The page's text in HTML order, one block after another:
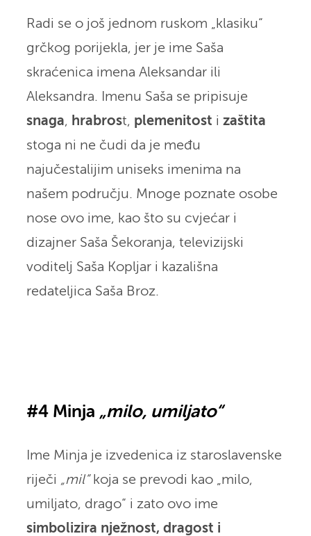
Radi se o još jednom ruskom „klasiku“
grčkog porijekla, jer je ime Saša
skraćenica imena Aleksandar ili
Aleksandra. Imenu Saša se pripisuje
snaga, hrabrost, plemenitost i zaštita
stoga ni ne čudi da je među
najučestalijim uniseks imenima na
našem području. Mnoge poznate osobe
nose ovo ime, kao što su cvjećar i
dizajner Saša Šekoranja, televizijski
voditelj Saša Kopljar i kazališna
redateljica Saša Broz.
#4 Minja „milo, umiljato“
Ime Minja je izvedenica iz staroslavenske
riječi „mil“koja se prevodi kao „milo,
umiljato, drago“ i zato ovo ime
simbolizira nježnost, dragost i